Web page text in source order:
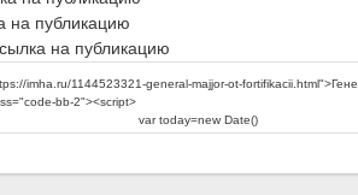
на публикацию
на публикацию